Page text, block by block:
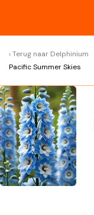
Terug naar Delphinium
Pacific Summer Skies